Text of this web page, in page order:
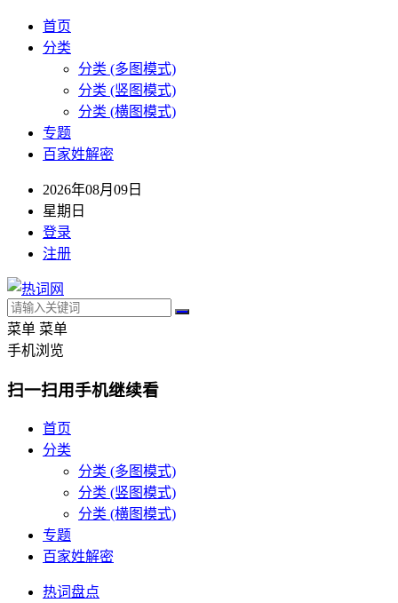
首页
分类
分类 (多图模式)
分类 (竖图模式)
分类 (横图模式)
专题
百家姓解密
2026年08月09日
星期日
登录
注册
菜单 菜单
手机浏览
扫一扫用手机继续看
首页
分类
分类 (多图模式)
分类 (竖图模式)
分类 (横图模式)
专题
百家姓解密
热词盘点